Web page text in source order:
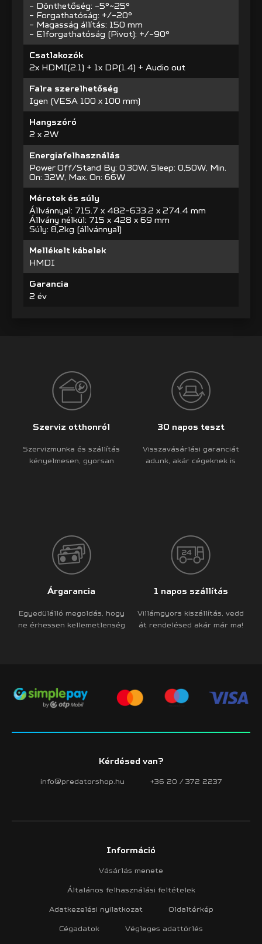
- Dönthetőség: -5°~25°
- Forgathatóság: +/-20°
- Magasság állítás: 150 mm
- Elforgathatóság (Pivot): +/-90°
Csatlakozók
2x HDMI(2.1) + 1x DP(1.4) + Audio out
Falra szerelhetőség
Igen (VESA 100 x 100 mm)
Hangszóró
2 x 2W
Energiafelhasználás
Power Off/Stand By: 0,30W, Sleep: 0,50W, Min.
On: 32W, Max. On: 66W
Méretek és súly
Állvánnyal: 715.7 x 482-633.2 x 274.4 mm
Állvány nélkül: 715 x 428 x 69 mm
Súly: 8,2kg (állvánnyal)
Mellékelt kábelek
HMDI
Garancia
2 év
Szerviz otthonról
Szervizmunka és szállítás
kényelmesen, gyorsan
30 napos teszt
Visszavásárlási garanciát
adunk, akár cégeknek is
Árgarancia
Egyedülálló megoldás, hogy
ne érhessen kellemetlenség
1 napos szállítás
Villámgyors kiszállítás, vedd
át rendelésed akár már ma!
Kérdésed van?
info@predatorshop.hu +36 20 / 372 2237
Információ
Vásárlás menete
Általános felhasználási feltételek
Adatkezelési nyilatkozat Oldaltérkép
Cégadatok Végleges adattörlés